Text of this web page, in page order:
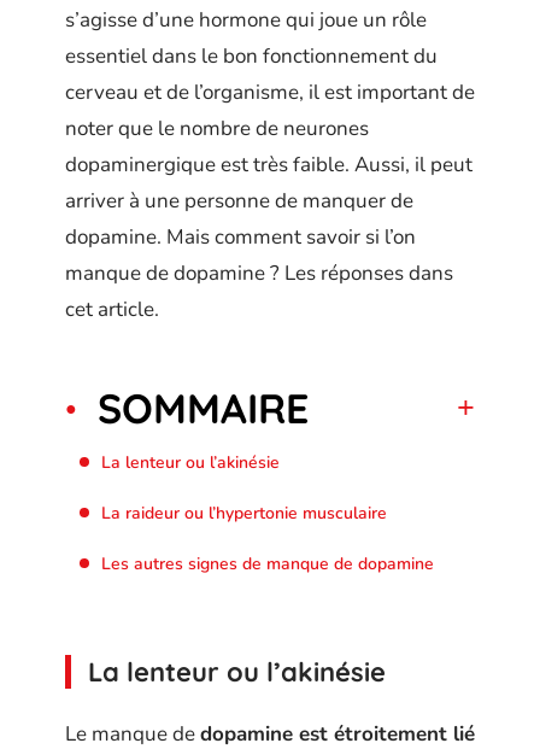
s’agisse d’une hormone qui joue un rôle
essentiel dans le bon fonctionnement du
cerveau et de l’organisme, il est important de
noter que le nombre de neurones
dopaminergique est très faible. Aussi, il peut
arriver à une personne de manquer de
dopamine. Mais comment savoir si l’on
manque de dopamine ? Les réponses dans
cet article.
SOMMAIRE
La lenteur ou l’akinésie
La raideur ou l’hypertonie musculaire
Les autres signes de manque de dopamine
La lenteur ou l’akinésie
Le manque dedopamine est étroitement lié